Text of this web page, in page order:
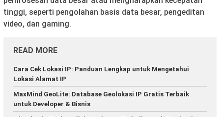
tinggi, seperti pengolahan basis data besar, pengeditan
video, dan gaming.
READ MORE
Cara Cek Lokasi IP: Panduan Lengkap untuk Mengetahui
Lokasi Alamat IP
MaxMind GeoLite: Database Geolokasi IP Gratis Terbaik
untuk Developer & Bisnis